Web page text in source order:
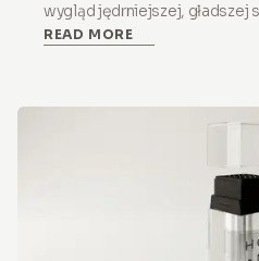
wygląd jędrniejszej, gładszej
HoMEso GHK-Cu do skóry i
READ MORE